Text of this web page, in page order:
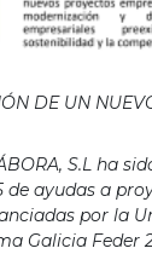
DE UN
S.L ha
ayudas a
por la
Galicia Feder